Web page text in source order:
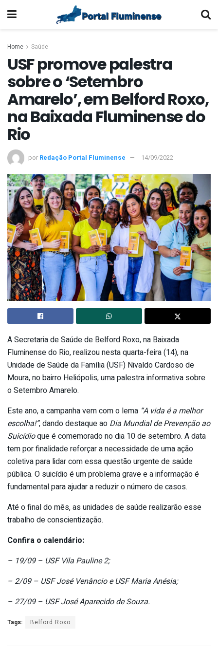
Home Saúde
USF promove palestra
sobre o ‘Setembro
Amarelo’, em Belford Roxo,
na Baixada Fluminense do
Rio
por Redação Portal Fluminense 14/09/2022
A Secretaria de Saúde de Belford Roxo, na Baixada
Fluminense do Rio, realizou nesta quarta-feira (14), na
Unidade de Saúde da Família (USF) Nivaldo Cardoso de
Moura, no bairro Heliópolis, uma palestra informativa sobre
o Setembro Amarelo.
Este ano, a campanha vem com o lema “A vida é a melhor
escolha!”, dando destaque ao Dia Mundial de Prevenção ao
Suicídioque é comemorado no dia 10 de setembro. A data
tem por finalidade reforçar a necessidade de uma ação
coletiva para lidar com essa questão urgente de saúde
pública. O suicídio é um problema grave e a informação é
fundamental para ajudar a reduzir o número de casos.
Até o final do mês, as unidades de saúde realizarão esse
trabalho de conscientização.
Confira o calendário:
– 19/09 – USF Vila Pauline 2;
– 2/09 – USF José Venâncio e USF Maria Anésia;
– 27/09 – USF José Aparecido de Souza.
Tags: Belford Roxo